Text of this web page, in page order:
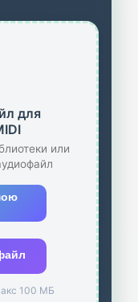
для
или
100 МБ